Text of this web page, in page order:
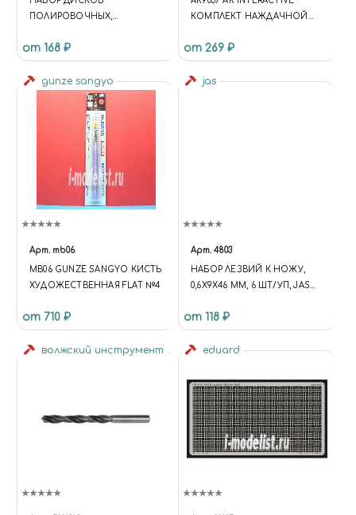
ПОЛИРОВОЧНЫХ,
№ 240, КОРИЧНЕВЫЙ № 320,
КРАСНЫЙ № 400, JAS 2175
от 168 ₽
КОМПЛЕКТ НАЖДАЧНОЙ
ШЛИФОВАНИЯ (GR2500)
от 269 ₽
gunze sangyo
Арт. mb06
MB06 GUNZE SANGYO КИСТЬ
ХУДОЖЕСТВЕННАЯ FLAT №4
от 710 ₽
jas
Арт. 4803
НАБОР ЛЕЗВИЙ К НОЖУ,
0,6Х9Х46 ММ, 6 ШТ/УП, JAS
от 118 ₽
волжский инструмент eduard